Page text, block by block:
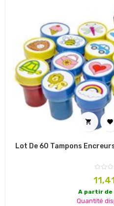
 
Lot De 60 Tampons
Prix
A partir de
Quantité